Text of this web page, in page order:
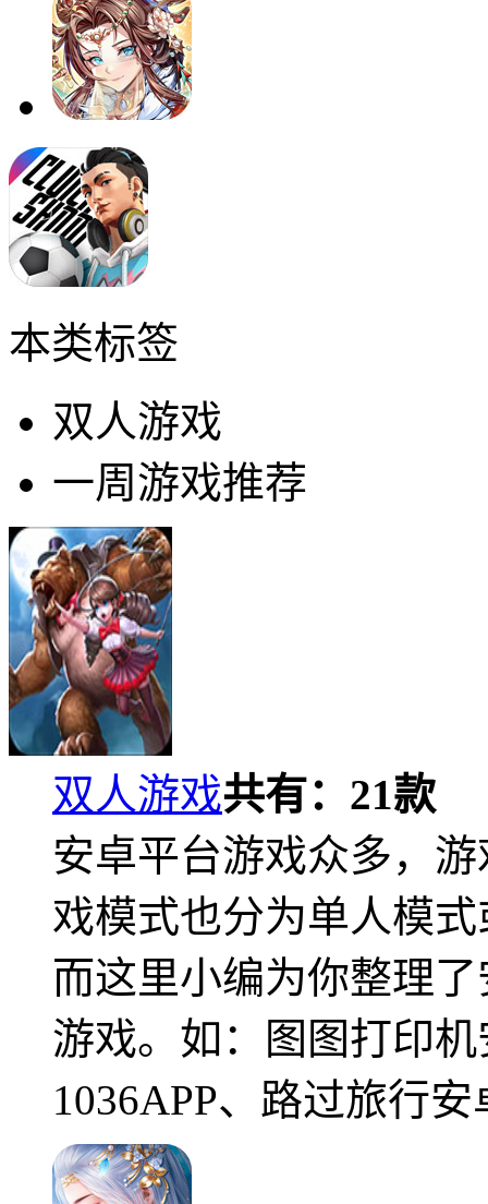
本类标签
双人游戏
一周游戏推荐
双人游戏共有： 21款
安卓平台游戏众多，
戏模式也分为单人模
而这里小编为你整理
游戏。如：图图打印
1036APP、路过旅行安